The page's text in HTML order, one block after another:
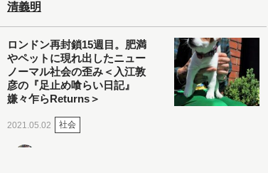
清義明
ロンドン再封鎖15週目。肥満
やペットに現れ出したニュー
ノーマル社会の歪み＜入江敦
彦の『足止め喰らい日記』
嫌々乍らReturns＞
2021.05.02 社会